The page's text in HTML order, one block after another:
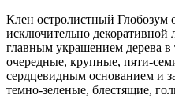
Клен остролистный Глобозум
исключительно декоративной
главным украшением дерева в
очередные, крупные, пяти-
сердцевидным основанием и
темно-зеленые, блестящие,